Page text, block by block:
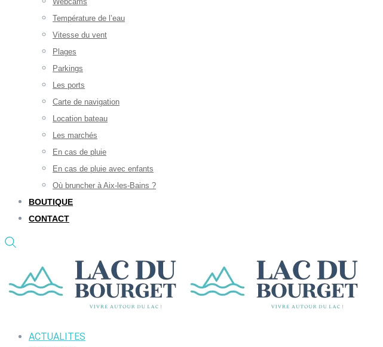
Température de l’eau
Vitesse du vent
Plages
Parkings
Les ports
Carte de navigation
Location bateau
Les marchés
En cas de pluie
En cas de pluie avec enfants
Où bruncher à Aix-les-Bains ?
BOUTIQUE
CONTACT
ACTUALITES